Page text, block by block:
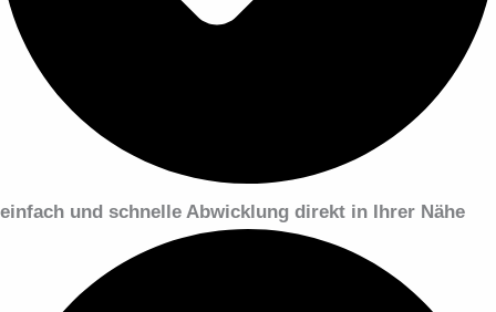
einfach und schnelle Abwicklung direkt in Ihrer Nähe